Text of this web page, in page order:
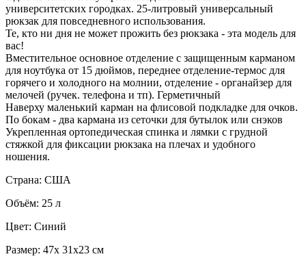
университетских городках. 25-литровый универсальный
рюкзак для повседневного использования.
Те, кто ни дня не может прожить без рюкзака - эта модель для
вас!
Вместительное основное отделение с защищенным карманом
для ноутбука от 15 дюймов, переднее отделение-термос для
горячего и холодного на молнии, отделение - органайзер для
мелочей (ручек. телефона и тп). Герметичный
Наверху маленький карман на флисовой подкладке для очков.
По бокам - два кармана из сеточки для бутылок или снэков
Укрепленная ортопедическая спинка и лямки с грудной
стяжкой для фиксации рюкзака на плечах и удобного
ношения.
Страна: США
Объём: 25 л
Цвет: Синий
Размер: 47х 31х23 см